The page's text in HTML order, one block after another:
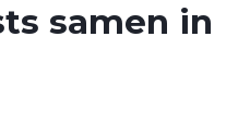
samen in